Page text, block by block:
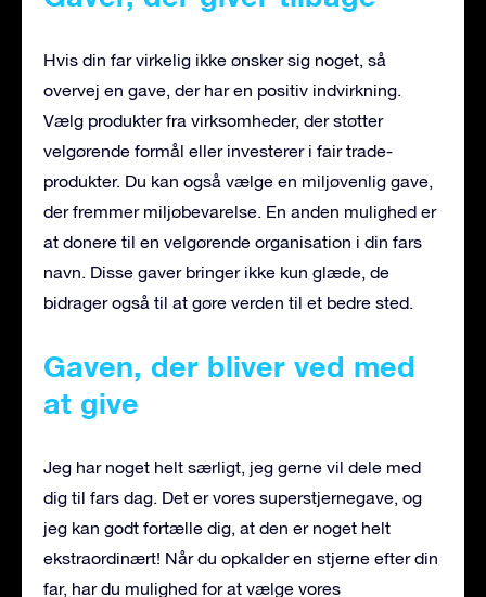
Hvis din far virkelig ikke ønsker sig noget, så
overvej en gave, der har en positiv indvirkning.
Vælg produkter fra virksomheder, der støtter
velgørende formål eller investerer i fair trade-
produkter. Du kan også vælge en miljøvenlig gave,
der fremmer miljøbevarelse. En anden mulighed er
at donere til en velgørende organisation i din fars
navn. Disse gaver bringer ikke kun glæde, de
bidrager også til at gøre verden til et bedre sted.
Gaven, der bliver ved med
at give
Jeg har noget helt særligt, jeg gerne vil dele med
dig til fars dag. Det er vores superstjernegave, og
jeg kan godt fortælle dig, at den er noget helt
ekstraordinært! Når du opkalder en stjerne efter din
far, har du mulighed for at vælge vores